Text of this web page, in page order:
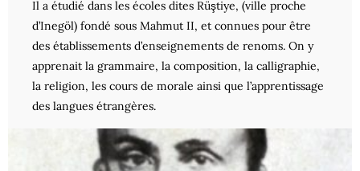
Il a étudié dans les écoles dites Rüştiye, (ville proche
d’Inegöl) fondé sous Mahmut II, et connues pour être
des établissements d’enseignements de renoms. On y
apprenait la grammaire, la composition, la calligraphie,
la religion, les cours de morale ainsi que l’apprentissage
des langues étrangères.